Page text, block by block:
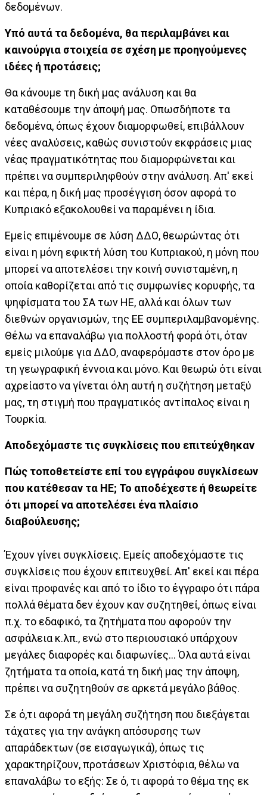
δεδομένων.
Υπό αυτά τα δεδομένα, θα περιλαμβάνει και
καινούργια στοιχεία σε σχέση με προηγούμενες
ιδέες ή προτάσεις;
Θα κάνουμε τη δική μας ανάλυση και θα
καταθέσουμε την άποψή μας. Οπωσδήποτε τα
δεδομένα, όπως έχουν διαμορφωθεί, επιβάλλουν
νέες αναλύσεις, καθώς συνιστούν εκφράσεις μιας
νέας πραγματικότητας που διαμορφώνεται και
πρέπει να συμπεριληφθούν στην ανάλυση. Απ' εκεί
και πέρα, η δική μας προσέγγιση όσον αφορά το
Κυπριακό εξακολουθεί να παραμένει η ίδια.
Εμείς επιμένουμε σε λύση ΔΔΟ, θεωρώντας ότι
είναι η μόνη εφικτή λύση του Κυπριακού, η μόνη που
μπορεί να αποτελέσει την κοινή συνισταμένη, η
οποία καθορίζεται από τις συμφωνίες κορυφής, τα
ψηφίσματα του ΣΑ των ΗΕ, αλλά και όλων των
διεθνών οργανισμών, της ΕΕ συμπεριλαμβανομένης.
Θέλω να επαναλάβω για πολλοστή φορά ότι, όταν
εμείς μιλούμε για ΔΔΟ, αναφερόμαστε στον όρο με
τη γεωγραφική έννοια και μόνο. Και θεωρώ ότι είναι
αχρείαστο να γίνεται όλη αυτή η συζήτηση μεταξύ
μας, τη στιγμή που πραγματικός αντίπαλος είναι η
Τουρκία.
Αποδεχόμαστε τις συγκλίσεις που επιτεύχθηκαν
Πώς τοποθετείστε επί του εγγράφου συγκλίσεων
που κατέθεσαν τα ΗΕ; Το αποδέχεστε ή θεωρείτε
ότι μπορεί να αποτελέσει ένα πλαίσιο
διαβούλευσης;
Έχουν γίνει συγκλίσεις. Εμείς αποδεχόμαστε τις
συγκλίσεις που έχουν επιτευχθεί. Απ' εκεί και πέρα
είναι προφανές και από το ίδιο το έγγραφο ότι πάρα
πολλά θέματα δεν έχουν καν συζητηθεί, όπως είναι
π.χ. το εδαφικό, τα ζητήματα που αφορούν την
ασφάλεια κ.λπ., ενώ στο περιουσιακό υπάρχουν
μεγάλες διαφορές και διαφωνίες… Όλα αυτά είναι
ζητήματα τα οποία, κατά τη δική μας την άποψη,
πρέπει να συζητηθούν σε αρκετά μεγάλο βάθος.
Σε ό,τι αφορά τη μεγάλη συζήτηση που διεξάγεται
τάχατες για την ανάγκη απόσυρσης των
απαράδεκτων (σε εισαγωγικά), όπως τις
χαρακτηρίζουν, προτάσεων Χριστόφια, θέλω να
επαναλάβω το εξής: Σε ό, τι αφορά το θέμα της εκ